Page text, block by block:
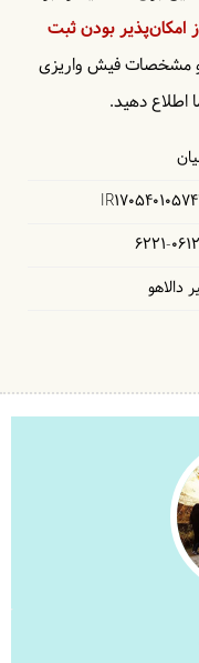
امکان‌پذیر بودن ثبت
و مشخصات فیش واریزی
اطلاع دهید.
6221-
دالاهو